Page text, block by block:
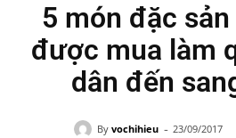
5 món đặc sản
được mua làm
dân đến
By vochihieu - 23/09/2017